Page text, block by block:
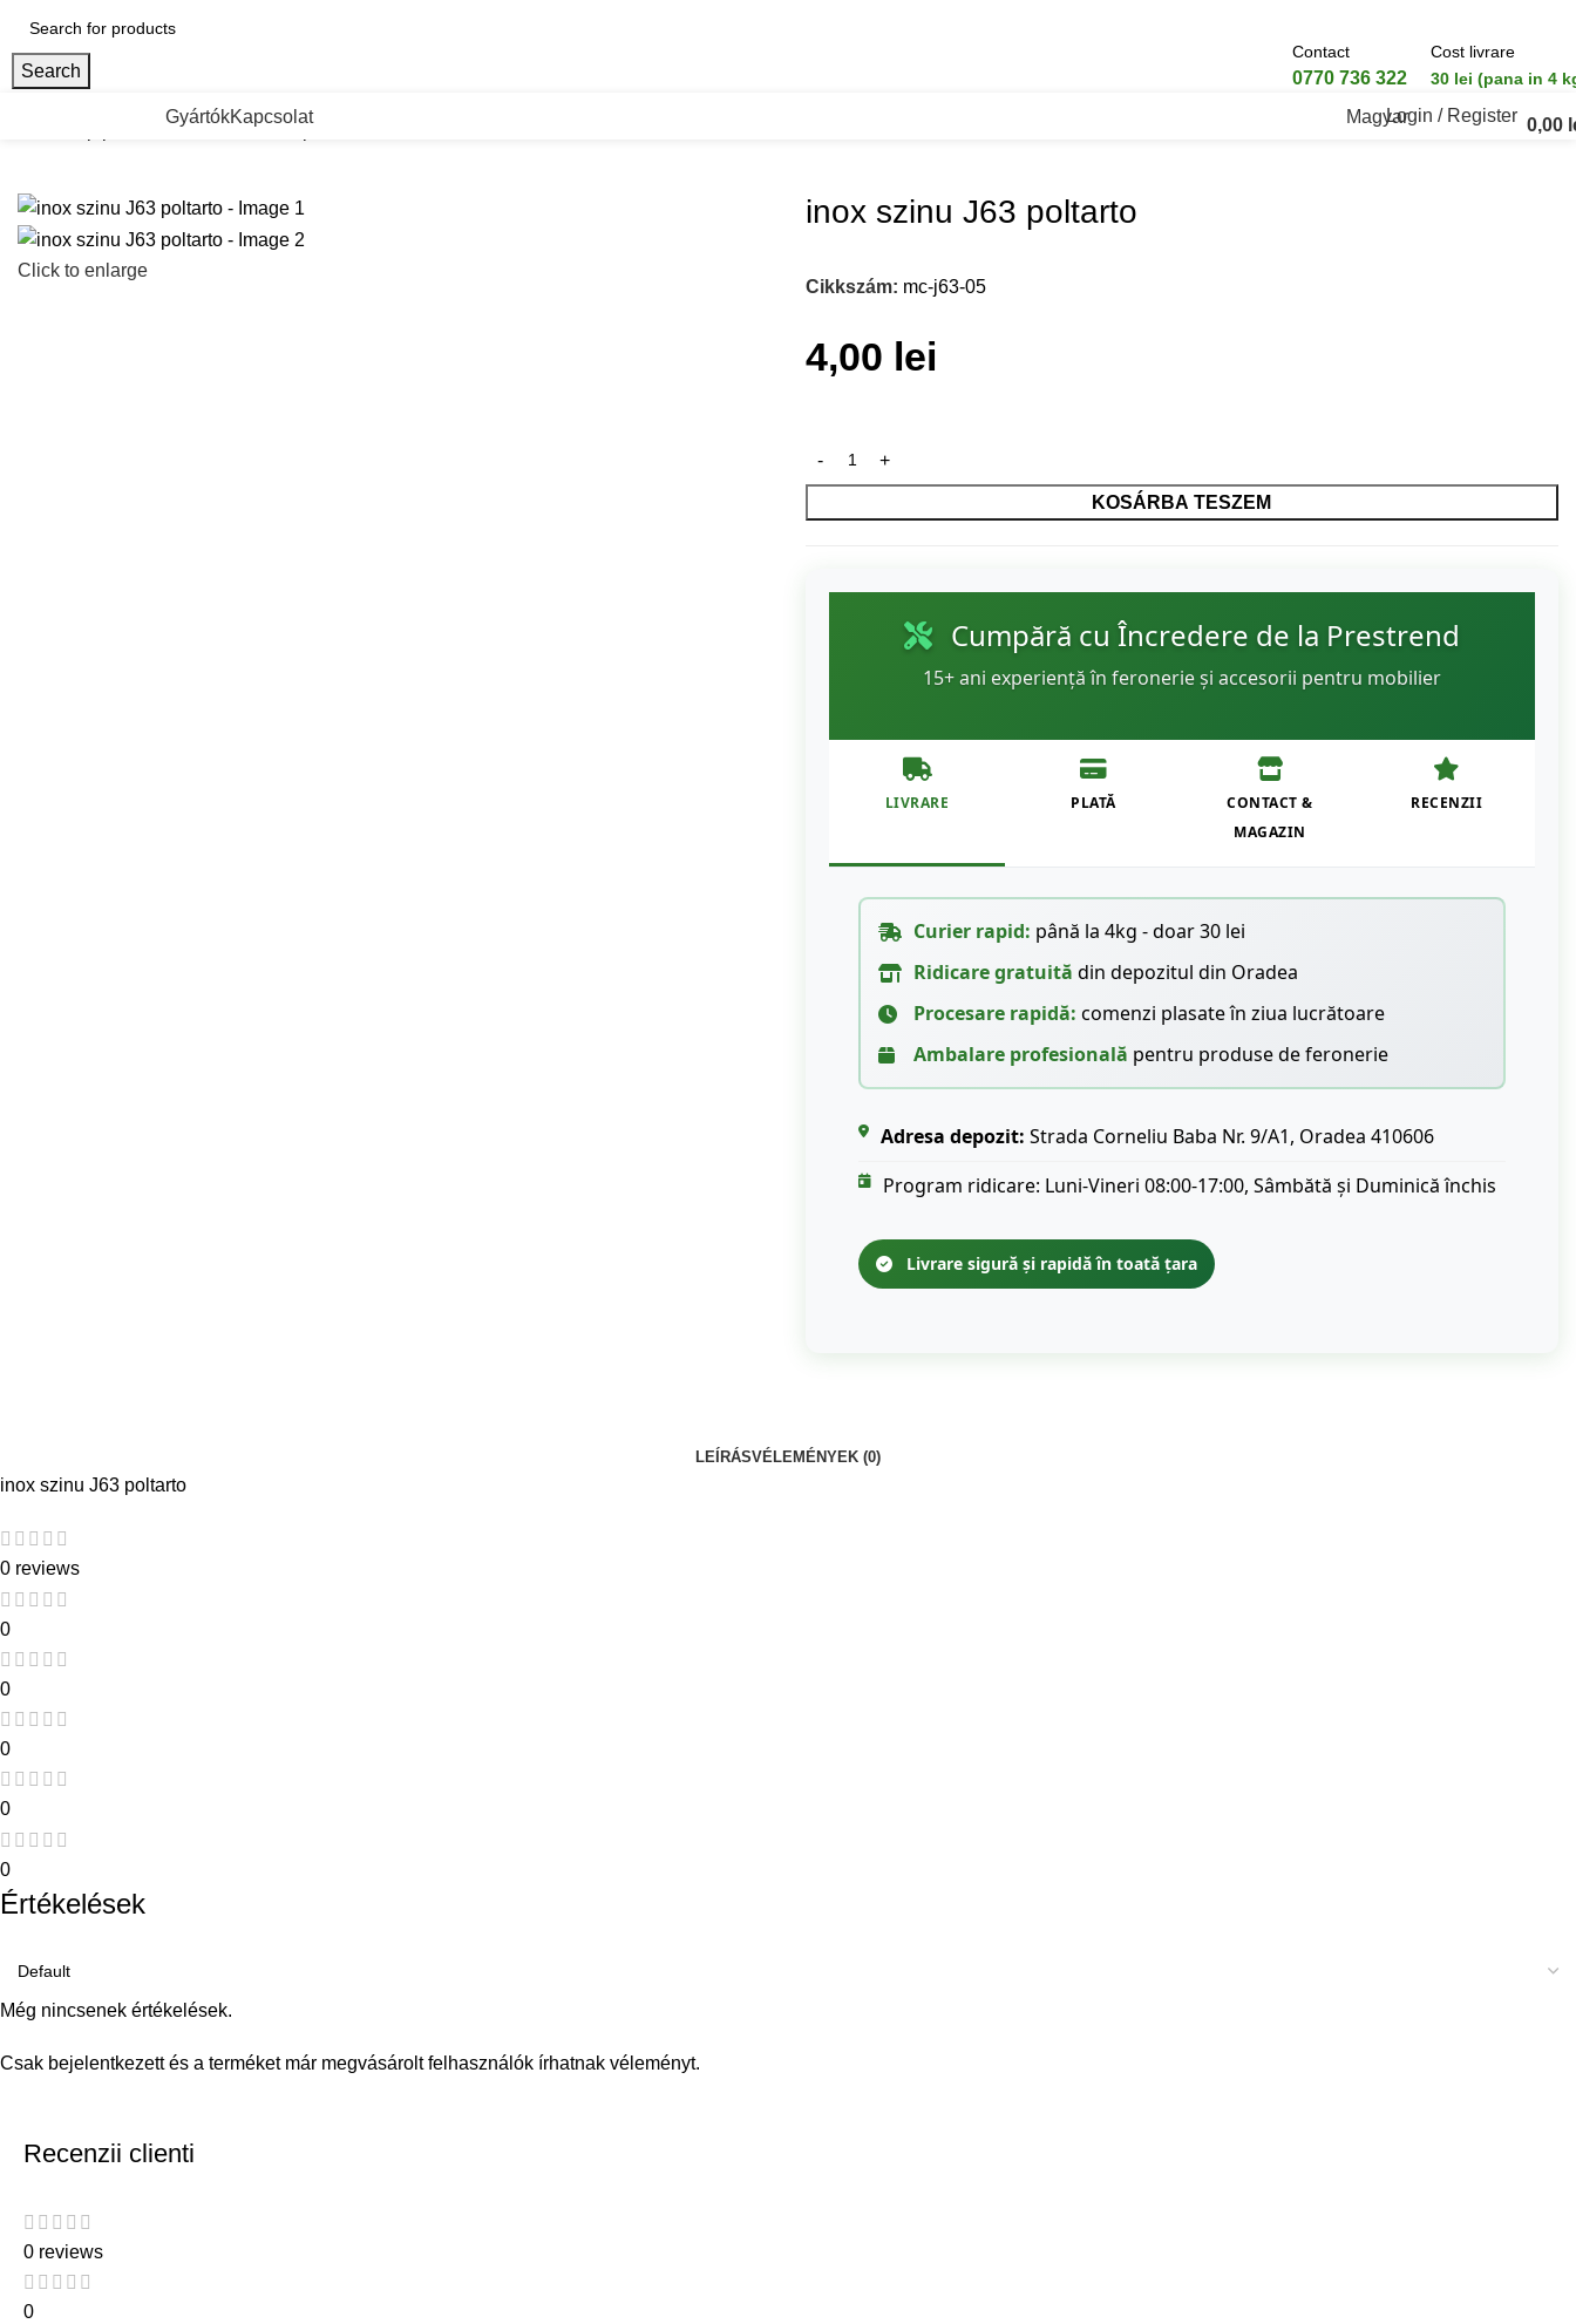
Search
Contact
0770 736 322
Cost livrare
30 lei (pana in 4
GyártókKapcsolat MagyarLogin / Register 0,00
inox szinu J63 poltarto
Click to enlarge
inox szinu J63 poltarto
Cikkszám: mc-j63-05
4,00 lei
KOSÁRBA TESZEM
Cumpără cu Încredere de la Prestrend
15+ ani experiență în feronerie și accesorii pentru mobilier
LIVRARE PLATĂ
CONTACT &
MAGAZIN
RECENZII
Curier rapid: până la 4kg - doar 30 lei
Ridicare gratuită din depozitul din Oradea
Procesare rapidă: comenzi plasate în ziua lucrătoare
Ambalare profesională pentru produse de feronerie
Adresa depozit: Strada Corneliu Baba Nr. 9/A1, Oradea 410606
Program ridicare: Luni-Vineri 08:00-17:00, Sâmbătă și Duminică închis
Livrare sigură și rapidă în toată țara
LEÍRÁSVÉLEMÉNYEK (0)
inox szinu J63 poltarto
0 reviews
0
0
0
0
0
Értékelések
Még nincsenek értékelések.
Csak bejelentkezett és a terméket már megvásárolt felhasználók írhatnak véleményt.
Recenzii clienti
0 reviews
0